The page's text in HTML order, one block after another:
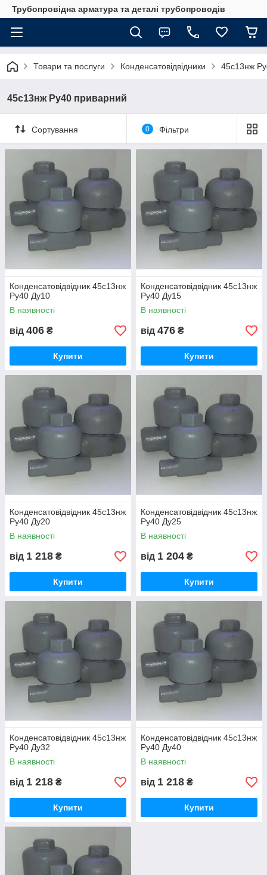
Трубопровідна арматура та деталі трубопроводів
Товари та послуги Конденсатовідвідники 45с13нж
45с13нж Ру40 приварний
Сортування 0 Фільтри
Конденсатовідвідник 45с13нж
Ру40 Ду10
В наявності
від 406 ₴
Купити
Конденсатовідвідник 45с13нж
Ру40 Ду15
В наявності
від 476 ₴
Купити
Конденсатовідвідник 45с13нж
Ру40 Ду20
В наявності
від 1 218 ₴
Купити
Конденсатовідвідник 45с13нж
Ру40 Ду25
В наявності
від 1 204 ₴
Купити
Конденсатовідвідник 45с13нж
Ру40 Ду32
В наявності
від 1 218 ₴
Купити
Конденсатовідвідник 45с13нж
Ру40 Ду40
В наявності
від 1 218 ₴
Купити